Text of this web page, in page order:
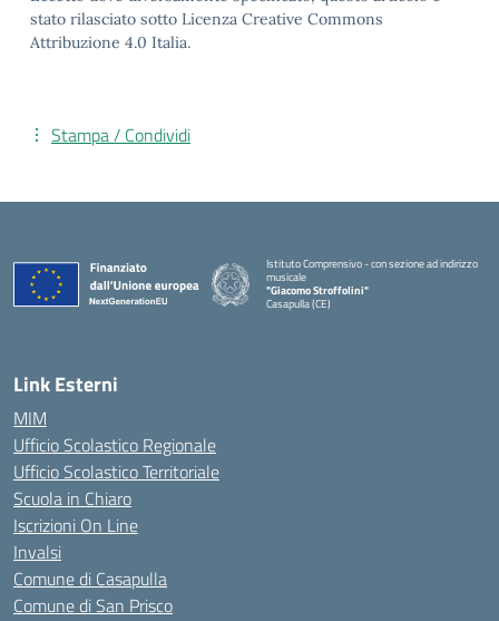
stato rilasciato sotto Licenza Creative Commons
Attribuzione 4.0 Italia.
Stampa / Condividi
Istituto Comprensivo - con sezione ad indirizzo
musicale
"Giacomo Stroffolini"
Casapulla (CE)
Link Esterni
MIM
Ufficio Scolastico Regionale
Ufficio Scolastico Territoriale
Scuola in Chiaro
Iscrizioni On Line
Invalsi
Comune di Casapulla
Comune di San Prisco